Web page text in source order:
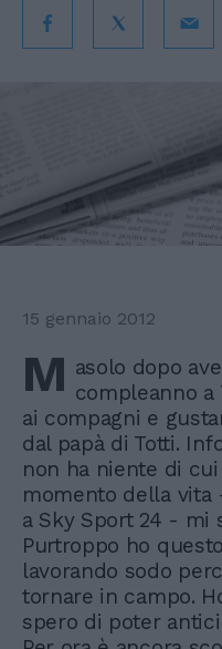
15 gennaio 2012
M asolo dopo
compleanno
ai compagni e
dal papà di Totti.
non ha niente di
momento della
a Sky Sport 24 - mi
Purtroppo ho
lavorando sodo
tornare in campo.
spero di poter